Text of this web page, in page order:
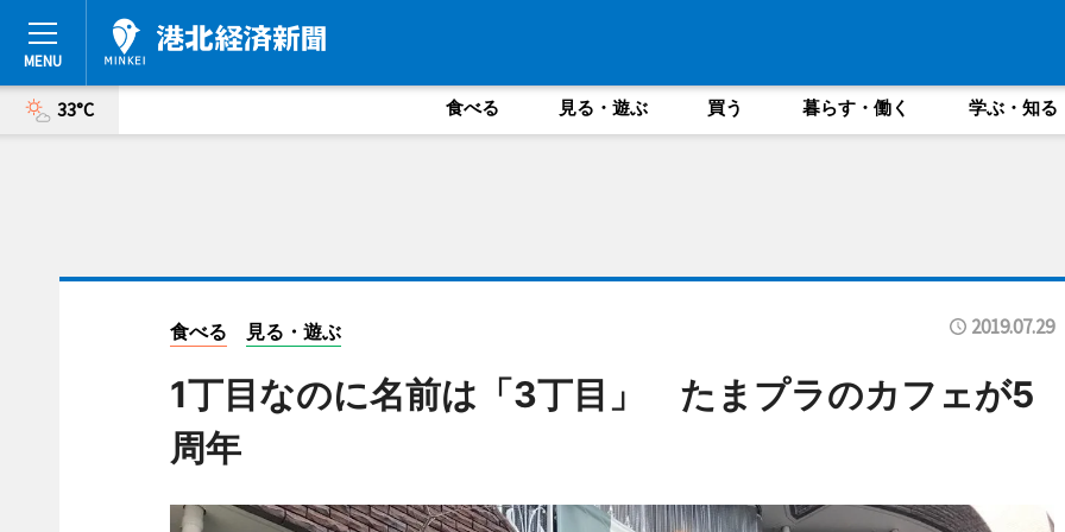
33°C 食べる 見る・遊ぶ 買う 暮らす・働く 学ぶ・知る
食べる 見る・遊ぶ 2019.07.29
1丁目なのに名前は「3丁目」 たまプラのカフェが5
周年